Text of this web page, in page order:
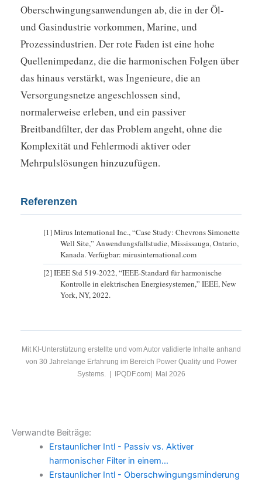
Oberschwingungsanwendungen ab, die in der Öl-
und Gasindustrie vorkommen, Marine, und
Prozessindustrien. Der rote Faden ist eine hohe
Quellenimpedanz, die die harmonischen Folgen über
das hinaus verstärkt, was Ingenieure, die an
Versorgungsnetze angeschlossen sind,
normalerweise erleben, und ein passiver
Breitbandfilter, der das Problem angeht, ohne die
Komplexität und Fehlermodi aktiver oder
Mehrpulslösungen hinzuzufügen.
Referenzen
[1] Mirus International Inc., “Case Study: Chevrons Simonette
Well Site,” Anwendungsfallstudie, Mississauga, Ontario,
Kanada. Verfügbar: mirusinternational.com
[2] IEEE Std 519-2022, “IEEE-Standard für harmonische
Kontrolle in elektrischen Energiesystemen,” IEEE, New
York, NY, 2022.
Mit KI-Unterstützung erstellte und vom Autor validierte Inhalte anhand
von 30 Jahrelange Erfahrung im Bereich Power Quality und Power
Systems. | IPQDF.com| Mai 2026
Verwandte Beiträge:
Erstaunlicher Intl - Passiv vs. Aktiver
harmonischer Filter in einem…
Erstaunlicher Intl - Oberschwingungsminderung